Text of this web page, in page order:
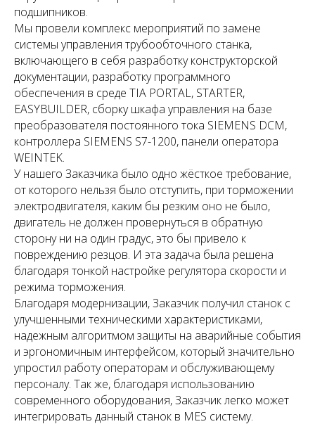
подшипников.
Мы провели комплекс мероприятий по замене
системы управления трубообточного станка,
включающего в себя разработку конструкторской
документации, разработку программного
обеспечения в среде TIA PORTAL, STARTER,
EASYBUILDER, сборку шкафа управления на базе
преобразователя постоянного тока SIEMENS DCM,
контроллера SIEMENS S7-1200, панели оператора
WEINTEK.
У нашего Заказчика было одно жёсткое требование,
от которого нельзя было отступить, при торможении
электродвигателя, каким бы резким оно не было,
двигатель не должен провернуться в обратную
сторону ни на один градус, это бы привело к
повреждению резцов. И эта задача была решена
благодаря тонкой настройке регулятора скорости и
режима торможения.
Благодаря модернизации, Заказчик получил станок с
улучшенными техническими характеристиками,
надежным алгоритмом защиты на аварийные события
и эргономичным интерфейсом, который значительно
упростил работу операторам и обслуживающему
персоналу. Так же, благодаря использованию
современного оборудования, Заказчик легко может
интегрировать данный станок в MES систему.